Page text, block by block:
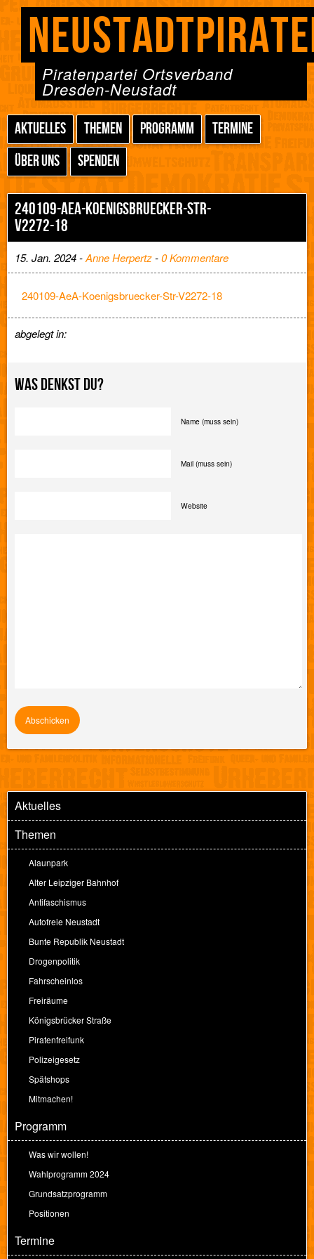
Piratenpartei Ortsverband
Dresden-Neustadt
AKTUELLES THEMEN PROGRAMM
TERMINE
ÜBER UNS
SPENDEN
240109-AEA-KOENIGSBRUECKER-STR-
V2272-18
15. Jan. 2024 -Anne Herpertz-0 Kommentare
240109-AeA-Koenigsbruecker-Str-V2272-18
abgelegt in:
WAS DENKST DU?
Name (muss sein)
Mail (muss sein)
Website
Aktuelles
Themen
Alaunpark
Alter Leipziger Bahnhof
Antifaschismus
Autofreie Neustadt
Bunte Republik Neustadt
Drogenpolitik
Fahrscheinlos
Freiräume
Königsbrücker Straße
Piratenfreifunk
Polizeigesetz
Spätshops
Mitmachen!
Programm
Was wir wollen!
Wahlprogramm 2024
Grundsatzprogramm
Positionen
Termine